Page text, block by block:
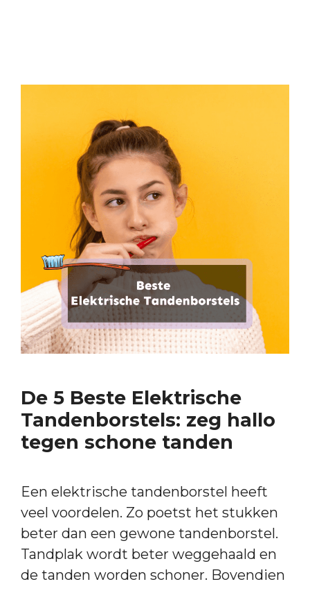
De 5 Beste Elektrische
Tandenborstels: zeg hallo
tegen schone tanden
Een elektrische tandenborstel heeft
veel voordelen. Zo poetst het stukken
beter dan een gewone tandenborstel.
Tandplak wordt beter weggehaald en
de tanden worden schoner. Bovendien